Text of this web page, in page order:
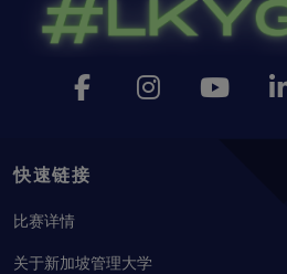
快速链接
比赛详情
关于新加坡管理大学